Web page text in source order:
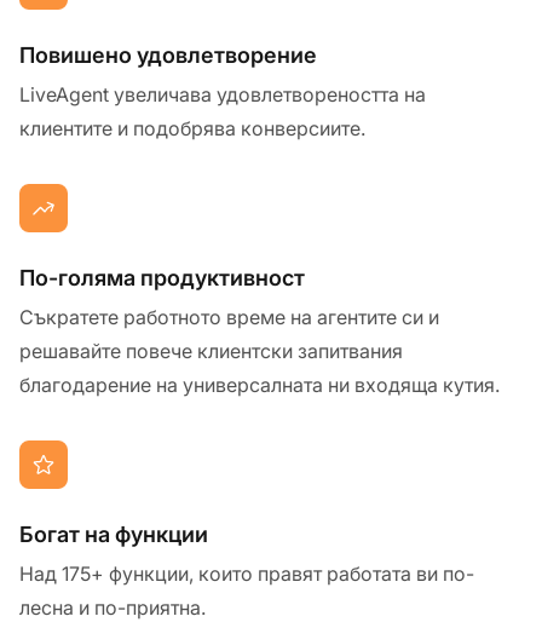
Повишено удовлетворение
LiveAgent увеличава удовлетвореността на
клиентите и подобрява конверсиите.
По-голяма продуктивност
Съкратете работното време на агентите си и
решавайте повече клиентски запитвания
благодарение на универсалната ни входяща кутия.
Богат на функции
Над 175+ функции, които правят работата ви по-
лесна и по-приятна.